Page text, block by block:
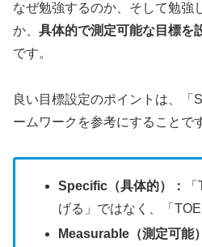
なぜ勉強するのか、そして勉強
か、 具体的で測定可能な目標を
です。
良い目標設定のポイントは、「
ームワークを参考にすることで
Specific（具体的）：
げる」ではなく、「
Measurable（測定可能